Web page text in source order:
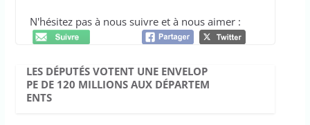
N'hésitez pas à nous suivre et à nous aimer :
LES DÉPUTÉS VOTENT UNE ENVELOP
PE DE 120 MILLIONS AUX DÉPARTEM
ENTS